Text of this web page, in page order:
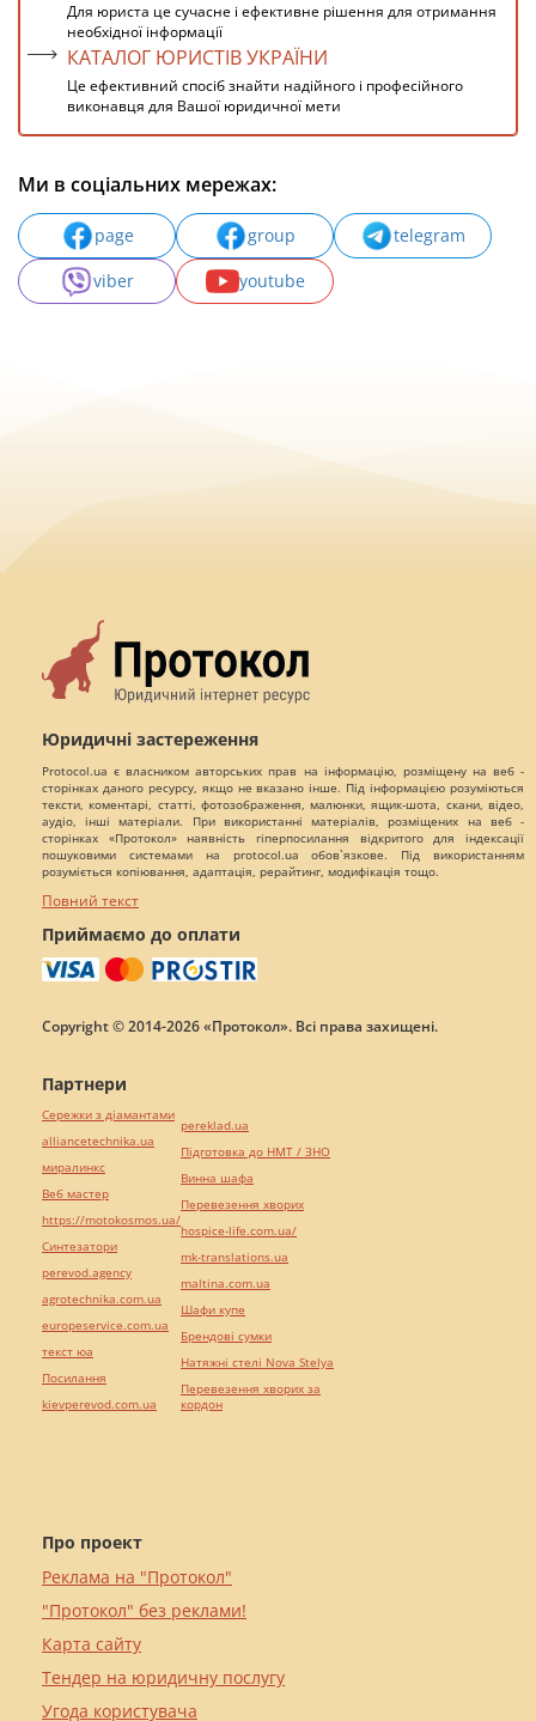
Для юриста це сучасне і ефективне рішення для отримання
необхідної інформації
КАТАЛОГ ЮРИСТІВ УКРАЇНИ
Це ефективний спосіб знайти надійного і професійного
виконавця для Вашої юридичної мети
Ми в соціальних мережах:
page group
telegram
viber
youtube
Юридичні застереження
Protocol.ua є власником авторських прав на інформацію, розміщену на веб -
сторінках даного ресурсу, якщо не вказано інше. Під інформацією розуміються
тексти, коментарі, статті, фотозображення, малюнки, ящик-шота, скани, відео,
аудіо, інші матеріали. При використанні матеріалів, розміщених на веб -
сторінках «Протокол» наявність гіперпосилання відкритого для індексації
пошуковими системами на protocol.ua обов`язкове. Під використанням
розуміється копіювання, адаптація, рерайтинг, модифікація тощо.
Повний текст
Приймаємо до оплати
Copyright © 2014-2026 «Протокол». Всі права захищені.
Про проект
Реклама на "Протокол"
"Протокол" без реклами!
Карта сайту
Тендер на юридичну послугу
Угода користувача
Партнери
Сережки з діамантами
alliancetechnika.ua
миралинкс
Веб мастер
https://motokosmos.ua/
Синтезатори
perevod.agency
agrotechnika.com.ua
europeservice.com.ua
текст юа
Посилання
kievperevod.com.ua
pereklad.ua
Підготовка до НМТ / ЗНО
Винна шафа
Перевезення хворих
hospice-life.com.ua/
mk-translations.ua
maltina.com.ua
Шафи купе
Брендові сумки
Натяжні стелі Nova Stelya
Перевезення хворих за
кордон